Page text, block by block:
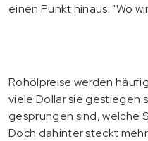
einen Punkt hinaus: "Wo
Rohölpreise werden
viele Dollar sie gestiegen
gesprungen sind, welche
Doch dahinter steckt